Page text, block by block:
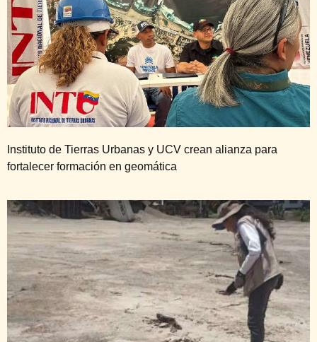
Instituto de Tierras Urbanas y UCV crean alianza para
fortalecer formación en geomática